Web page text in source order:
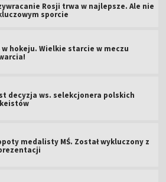
Rosji trwa w najlepsze. Ale nie
sporcie
w hokeju. Wielkie starcie w meczu
decyzja ws. selekcjonera polskich
medalisty MŚ. Został wykluczony z